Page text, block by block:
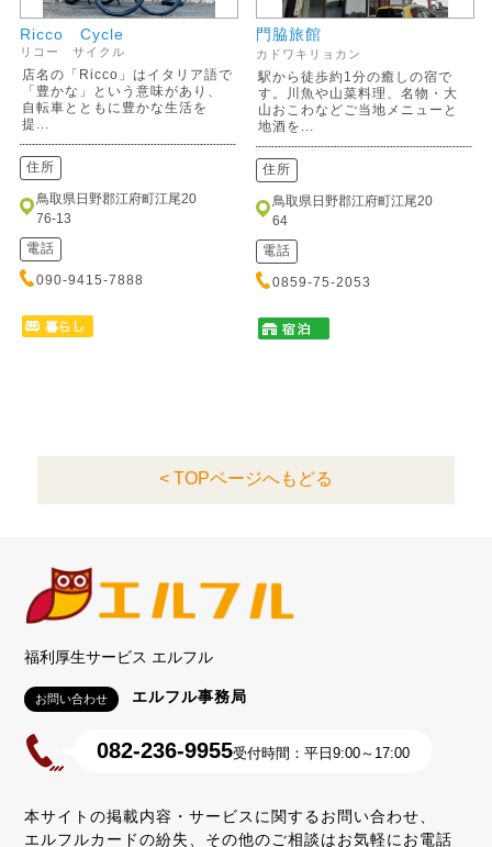
Ricco Cycle
リコー サイクル
店名の「Ricco」はイタリア語で
「豊かな」という意味があり、
自転車とともに豊かな生活を
提...
住所
鳥取県日野郡江府町江尾20
76-13
電話
090-9415-7888
門脇旅館
カドワキリョカン
駅から徒歩約1分の癒しの宿で
す。川魚や山菜料理、名物・大
山おこわなどご当地メニューと
地酒を...
住所
鳥取県日野郡江府町江尾20
64
電話
0859-75-2053
< TOPページへもどる
福利厚生サービス エルフル
お問い合わせ エルフル事務局
082-236-9955受付時間：平日9:00～17:00
本サイトの掲載内容・サービスに関するお問い合わせ、
エルフルカードの紛失、その他のご相談はお気軽にお電話